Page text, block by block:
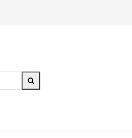
Rechercher